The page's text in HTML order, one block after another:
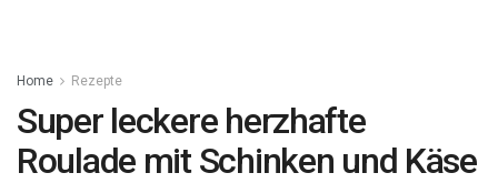
Home Rezepte
Super leckere herzhafte
Roulade mit Schinken und Käse